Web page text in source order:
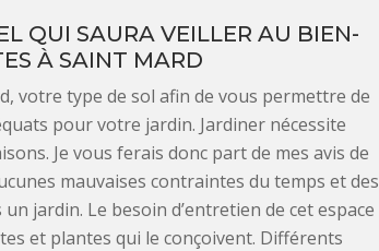
QUI SAURA VEILLER AU BIEN-
À SAINT MARD
votre type de sol afin de vous permettre de
pour votre jardin. Jardiner nécessite
Je vous ferais donc part de mes avis de
mauvaises contraintes du temps et des
jardin. Le besoin d’entretien de cet espace
et plantes qui le conçoivent. Différents